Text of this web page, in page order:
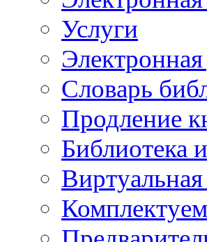
Услуги
Словарь
Продление
Библиотека
Виртуальная